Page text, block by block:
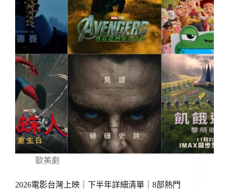
歐美劇
2026電影台灣上映｜下半年詳細清單｜8部熱門